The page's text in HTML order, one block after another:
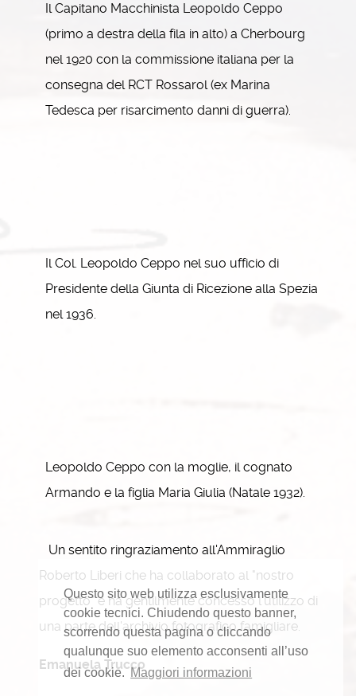
Questo sito web utilizza esclusivamente
cookie tecnici. Chiudendo questo banner,
scorrendo questa pagina o cliccando
qualunque suo elemento acconsenti all’uso
dei cookie. Maggiori informazioni
Il Capitano Macchinista Leopoldo Ceppo
(primo a destra della fila in alto) a Cherbourg
nel 1920 con la commissione italiana per la
consegna del RCT Rossarol (ex Marina
Tedesca per risarcimento danni di guerra).
Il Col. Leopoldo Ceppo nel suo ufficio di
Presidente della Giunta di Ricezione alla Spezia
nel 1936.
Leopoldo Ceppo con la moglie, il cognato
Armando e la figlia Maria Giulia (Natale 1932).
Un sentito ringraziamento all'Ammiraglio
Roberto Liberi che ha collaborato al "nostro
progetto" e ha gentilmente concesso l'utilizzo di
una parte dell'archivio fotografico famigliare.
Emanuela Trucco